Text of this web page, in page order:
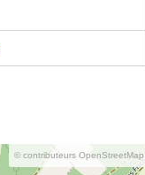
© contributeurs OpenStreetMap